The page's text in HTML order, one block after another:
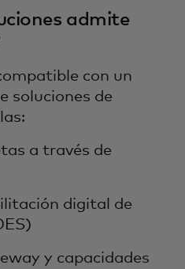
admite
con un
soluciones de
a través de
digital de
y capacidades